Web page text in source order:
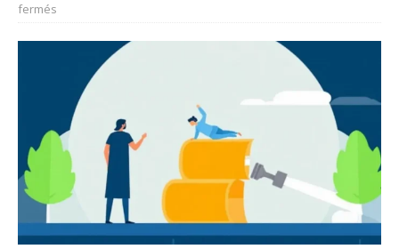
fermés